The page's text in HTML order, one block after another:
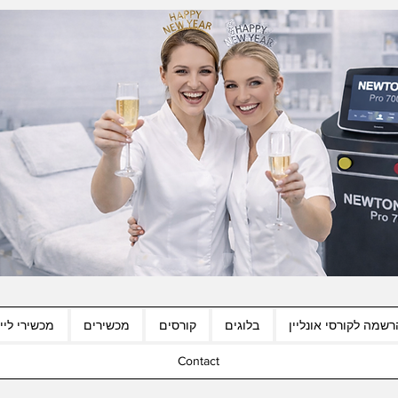
מכשירי מכשירים קורסים בלוגים לקורסי אונליין
Contact